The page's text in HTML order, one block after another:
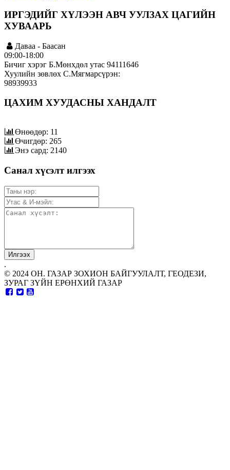
ИРГЭДИЙГ ХҮЛЭЭН АВЧ УУЛЗАХ ЦАГИЙН
ХУВААРЬ
Даваа - Баасан
09:00-18:00
Бичиг хэрэг Б.Мөнхдөл утас 94111646
Хуулийн зөвлөх С.Мягмарсүрэн:
98939933
ЦАХИМ ХУУДАСНЫ ХАНДАЛТ
Өнөөдөр: 11
Өчигдөр: 265
Энэ сард: 2140
Санал хүсэлт илгээх
.
© 2024 ОН. ГАЗАР ЗОХИОН БАЙГУУЛАЛТ, ГЕОДЕЗИ,
ЗУРАГ ЗҮЙН ЕРӨНХИЙ ГАЗАР